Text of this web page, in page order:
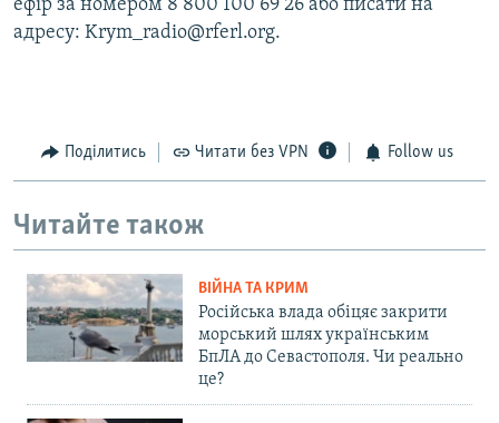
ефір за номером 8 800 100 69 26 або писати на
адресу: Krym_radio@rferl.org.
Поділитись Читати без VPN Follow us
Читайте також
ВІЙНА ТА КРИМ
Російська влада обіцяє закрити
морський шлях українським
БпЛА до Севастополя. Чи реально
це?